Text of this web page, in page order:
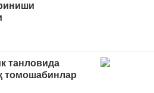
танловида
томошабинлар